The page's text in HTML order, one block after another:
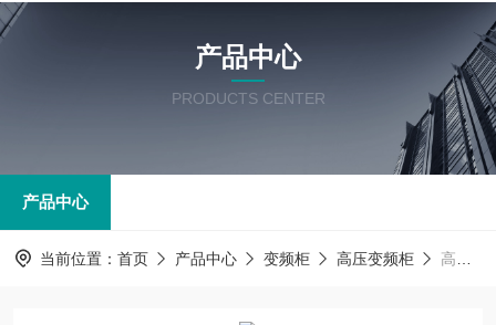
产品中心
PRODUCTS CENTER
产品中心
当前位置： 首页 产品中心 变频柜 高压变频柜 高压变频柜ACS1000-033-A02B-J4-010